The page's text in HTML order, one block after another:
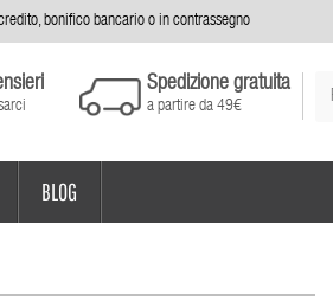
bonifico bancario o in contrassegno
Spedizione gratuita
a partire da 49€
BLOG